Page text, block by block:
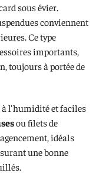
sous évier.
conviennent
Ce type
importants,
toujours à portée de
l’humidité et faciles
ou filets de
idéals
une bonne